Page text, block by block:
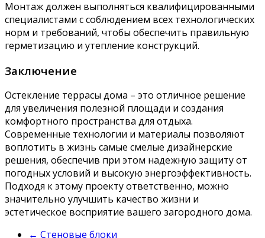
Монтаж должен выполняться квалифицированными
специалистами с соблюдением всех технологических
норм и требований, чтобы обеспечить правильную
герметизацию и утепление конструкций.
Заключение
Остекление террасы дома – это отличное решение
для увеличения полезной площади и создания
комфортного пространства для отдыха.
Современные технологии и материалы позволяют
воплотить в жизнь самые смелые дизайнерские
решения, обеспечив при этом надежную защиту от
погодных условий и высокую энергоэффективность.
Подходя к этому проекту ответственно, можно
значительно улучшить качество жизни и
эстетическое восприятие вашего загородного дома.
← Стеновые блоки